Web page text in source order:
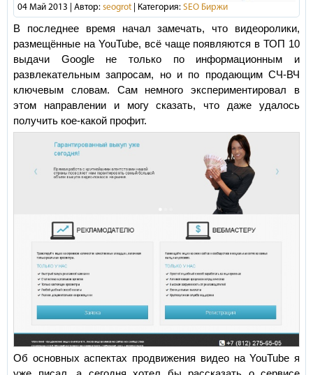
04 Май 2013 | Автор: seogrot | Категория: SEO Биржи
В последнее время начал замечать, что видеоролики,
размещённые на YouTube, всё чаще появляются в ТОП 10
выдачи Google не только по информационным и
развлекательным запросам, но и по продающим СЧ-ВЧ
ключевым словам. Сам немного экспериментировал в
этом направлении и могу сказать, что даже удалось
получить кое-какой профит.
Об основных аспектах продвижения видео на YouTube я